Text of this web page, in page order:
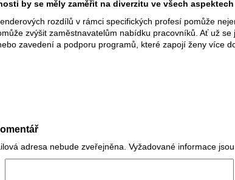
by se měly zaměřit na diverzitu ve všech aspektech
rozdílů v rámci specifických profesí pomůže
zvýšit zaměstnavatelům nabídku pracovníků. Ať už
zavedení a podporu programů, které zapojí ženy více
adresa nebude zveřejněna. Vyžadované informace